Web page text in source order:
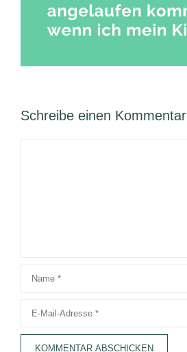
Schreibe einen Kommentar
Name